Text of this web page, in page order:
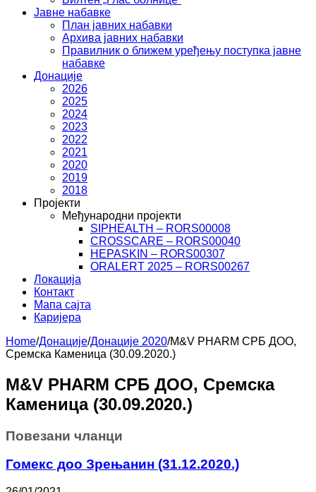
Јавне набавке
План јавних набавки
Архива јавних набавки
Правилник о ближем уређењу поступка јавне
набавке
Донације
2026
2025
2024
2023
2022
2021
2020
2019
2018
Пројекти
Међународни пројекти
SIPHEALTH – RORS00008
CROSSCARE – RORS00040
HEPASKIN – RORS00307
ORALERT 2025 – RORS00267
Локација
Контакт
Мапа сајта
Каријера
Home/Донације/Донације 2020/М&V PHARM СРБ ДОО,
Сремска Каменица (30.09.2020.)
М&V PHARM СРБ ДОО, Сремска
Каменица (30.09.2020.)
Повезани чланци
Гомекс доо Зрењанин (31.12.2020.)